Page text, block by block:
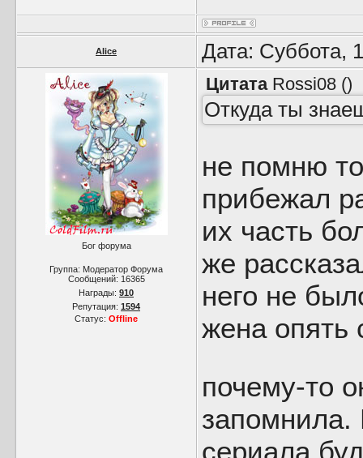
Alice Дата: Суббота,
Бог форума
Группа: Модератор Форума
Сообщений: 16365
Награды: 910
Репутация: 1594
Статус: Offline
Цитата Rossi08 ()
Откуда ты
не помню
прибежал
их часть
же
него не
жена опять
почему-то
запомнила.
сериала